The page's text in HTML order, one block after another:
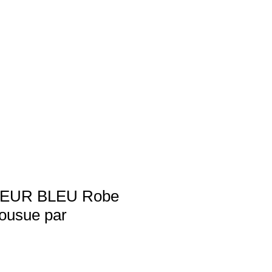
BLEU Robe
par